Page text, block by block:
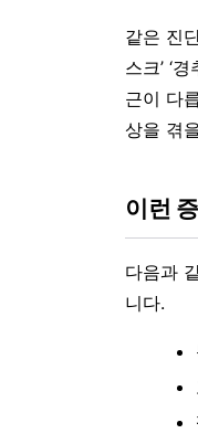
같은 진
스크’ ‘
근이 다
상을 겪
이런
다음과
니다.